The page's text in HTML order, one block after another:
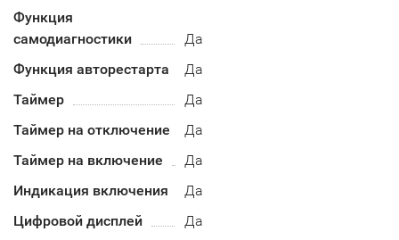
Функция
самодиагностики
Да
Функция авторестарта
Да
Таймер
Да
Таймер на отключение
Да
Таймер на включение
Да
Индикация включения
Да
Цифровой дисплей
Да